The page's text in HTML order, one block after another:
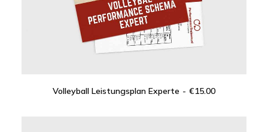
IN DEN WARENKORB
Volleyball Leistungsplan Experte €15.00